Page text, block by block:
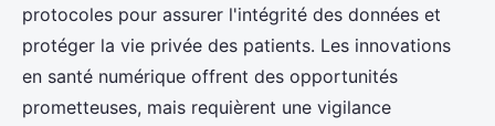
protocoles pour assurer l'intégrité des données et
protéger la vie privée des patients. Les innovations
en santé numérique offrent des opportunités
prometteuses, mais requièrent une vigilance